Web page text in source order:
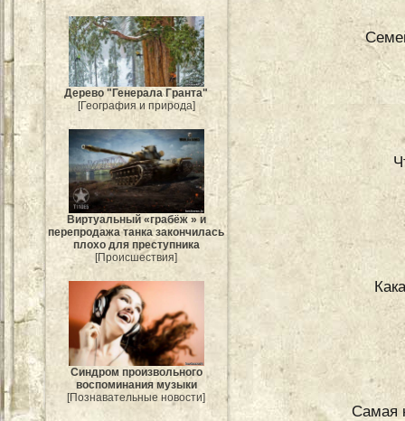
Дерево "Генерала Гранта"
[География и природа]
Виртуальный «грабёж » и
перепродажа танка закончилась
плохо для преступника
[Происшествия]
Синдром произвольного
воспоминания музыки
[Познавательные новости]
Самая